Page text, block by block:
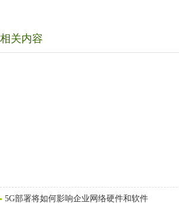
相关内容
5G部署将如何影响企业网络硬件和软件